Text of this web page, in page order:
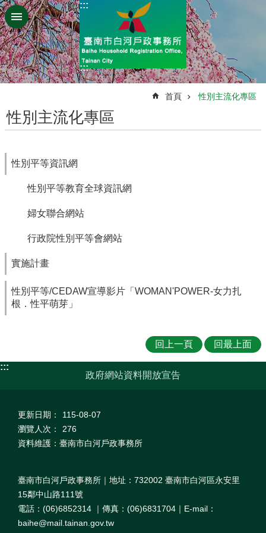
跳到主要內容區塊
:::
:::
首頁 性別主流化專區
性別主流化專區
性別平等資訊網
性別平等教育全球資訊網
婦女聯合網站
行政院性別平等會網站
實施計畫
性別平等/CEDAW宣導影片「WOMAN'POWER-女力扎
根．性平萌芽」
回上一頁 回最上面
:::
政府網站資料開放宣告
更新日期：
115-08-07
瀏覽人次：
276
資料維護：臺南市白河戶政事務所
臺南市白河戶政事務所｜地址：732002 臺南市白河區永安里
15鄰中山路111號
電話：(06)6852314 ｜傳真：(06)6831704｜E-mail：
baihe@mail.tainan.gov.tw